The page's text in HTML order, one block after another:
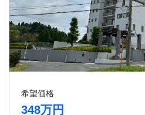
希望価格
348万円